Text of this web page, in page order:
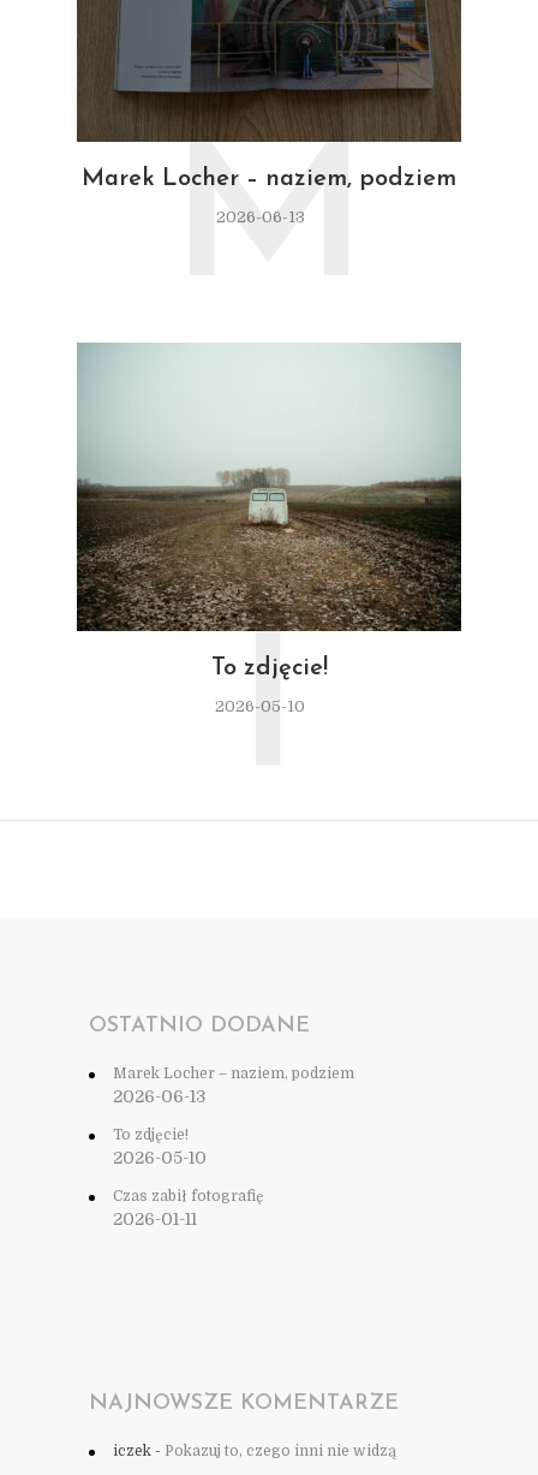
Marek Locher – naziem, podziem
2026-06-13
M
To zdjęcie!
2026-05-10
T
OSTATNIO DODANE
Marek Locher – naziem, podziem
2026-06-13
To zdjęcie!
2026-05-10
Czas zabił fotografię
2026-01-11
NAJNOWSZE KOMENTARZE
iczek - Pokazuj to, czego inni nie widzą